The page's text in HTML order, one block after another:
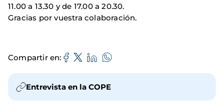
11.00 a 13.30 y de 17.00 a 20.30.
Gracias por vuestra colaboración.
Compartir en
Entrevista en la COPE